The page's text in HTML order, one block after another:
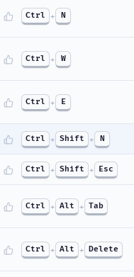
Ctrl + N
Ctrl + W
Ctrl + E
Ctrl + Shift + N
Ctrl + Shift + Esc
Ctrl + Alt + Tab
Ctrl + Alt + Delete